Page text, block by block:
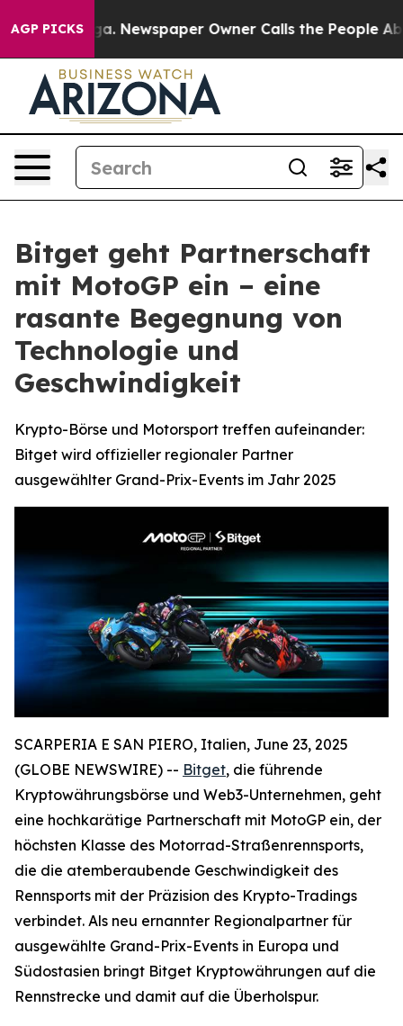
AGP PICKSNewspaper Owner Calls the People Abruptly
Bitget geht Partnerschaft
mit MotoGP ein – eine
rasante Begegnung von
Technologie und
Geschwindigkeit
Krypto-Börse und Motorsport treffen aufeinander:
Bitget wird offizieller regionaler Partner
ausgewählter Grand-Prix-Events im Jahr 2025
SCARPERIA E SAN PIERO, Italien, June 23, 2025
(GLOBE NEWSWIRE) -- Bitget, die führende
Kryptowährungsbörse und Web3-Unternehmen, geht
eine hochkarätige Partnerschaft mit MotoGP ein, der
höchsten Klasse des Motorrad-Straßenrennsports,
die die atemberaubende Geschwindigkeit des
Rennsports mit der Präzision des Krypto-Tradings
verbindet. Als neu ernannter Regionalpartner für
ausgewählte Grand-Prix-Events in Europa und
Südostasien bringt Bitget Kryptowährungen auf die
Rennstrecke und damit auf die Überholspur.